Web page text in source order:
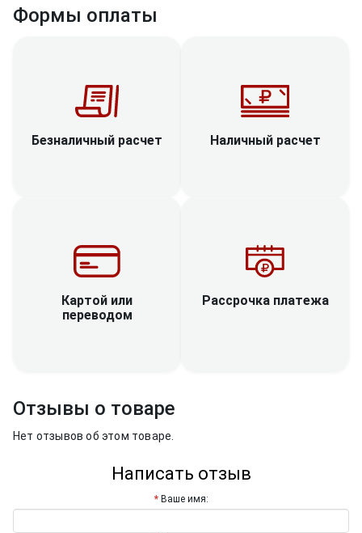
Формы оплаты
Безналичный расчет Наличный расчет
Картой или
переводом
Рассрочка платежа
Отзывы о товаре
Нет отзывов об этом товаре.
Написать отзыв
Ваше имя: